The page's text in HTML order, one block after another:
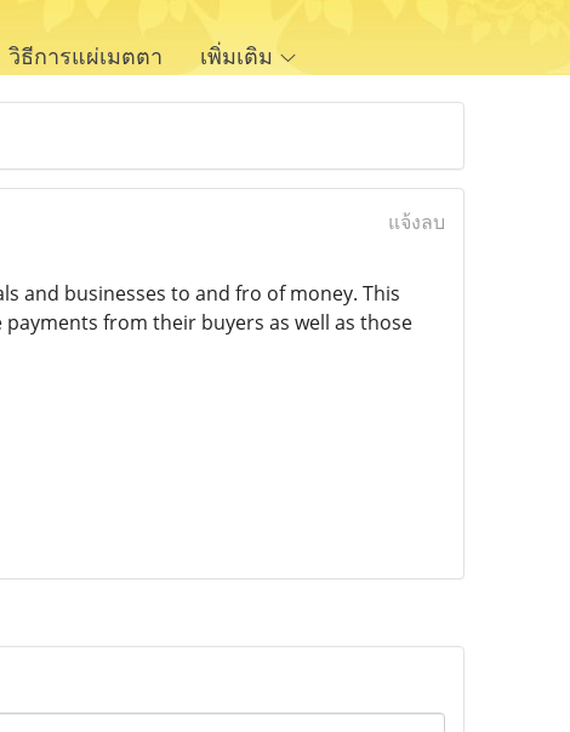
วิธีการแผ่เมตตา เพิ่มเติม
แจ้งลบ
and businesses to and fro of money. This
from their buyers as well as those